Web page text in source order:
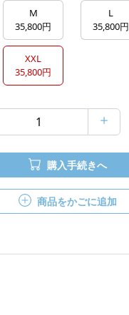
M
35,800円
L
35,800円
XXL
35,800円
購入手続きへ
商品をかごに追加